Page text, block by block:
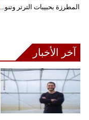
المطرزة بحبيبات الترتر وتنو...
آخر الأخبار